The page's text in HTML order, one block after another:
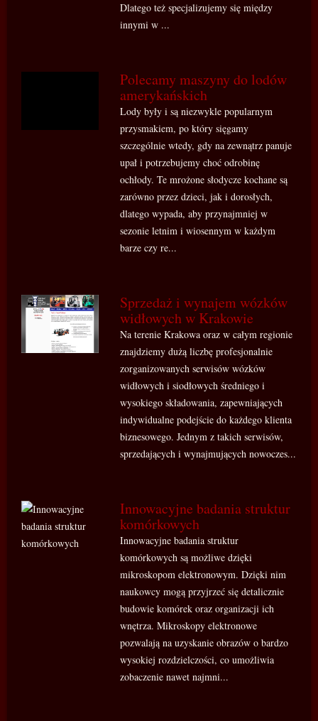
Dlatego też specjalizujemy się między
innymi w ...
Polecamy maszyny do lodów
amerykańskich
Lody były i są niezwykle popularnym
przysmakiem, po który sięgamy
szczególnie wtedy, gdy na zewnątrz panuje
upał i potrzebujemy choć odrobinę
ochłody. Te mrożone słodycze kochane są
zarówno przez dzieci, jak i dorosłych,
dlatego wypada, aby przynajmniej w
sezonie letnim i wiosennym w każdym
barze czy re...
Sprzedaż i wynajem wózków
widłowych w Krakowie
Na terenie Krakowa oraz w całym regionie
znajdziemy dużą liczbę profesjonalnie
zorganizowanych serwisów wózków
widłowych i siodłowych średniego i
wysokiego składowania, zapewniających
indywidualne podejście do każdego klienta
biznesowego. Jednym z takich serwisów,
sprzedających i wynajmujących nowoczes...
Innowacyjne badania struktur
komórkowych
Innowacyjne badania struktur
komórkowych są możliwe dzięki
mikroskopom elektronowym. Dzięki nim
naukowcy mogą przyjrzeć się detalicznie
budowie komórek oraz organizacji ich
wnętrza. Mikroskopy elektronowe
pozwalają na uzyskanie obrazów o bardzo
wysokiej rozdzielczości, co umożliwia
zobaczenie nawet najmni...